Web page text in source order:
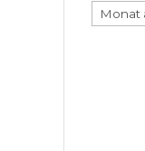
Archive